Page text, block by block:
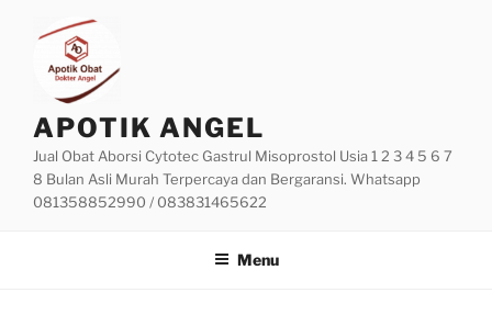
content
APOTIK ANGEL
Jual Obat Aborsi Cytotec Gastrul Misoprostol Usia 1 2 3 4 5 6 7
8 Bulan Asli Murah Terpercaya dan Bergaransi. Whatsapp
081358852990 / 083831465622
Menu